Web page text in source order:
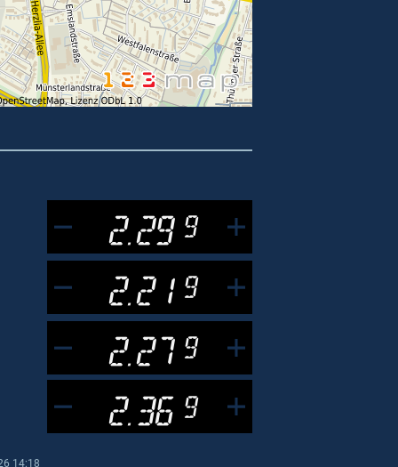
2.29
9
2.21
9
2.27 9
2.36 9
14:18